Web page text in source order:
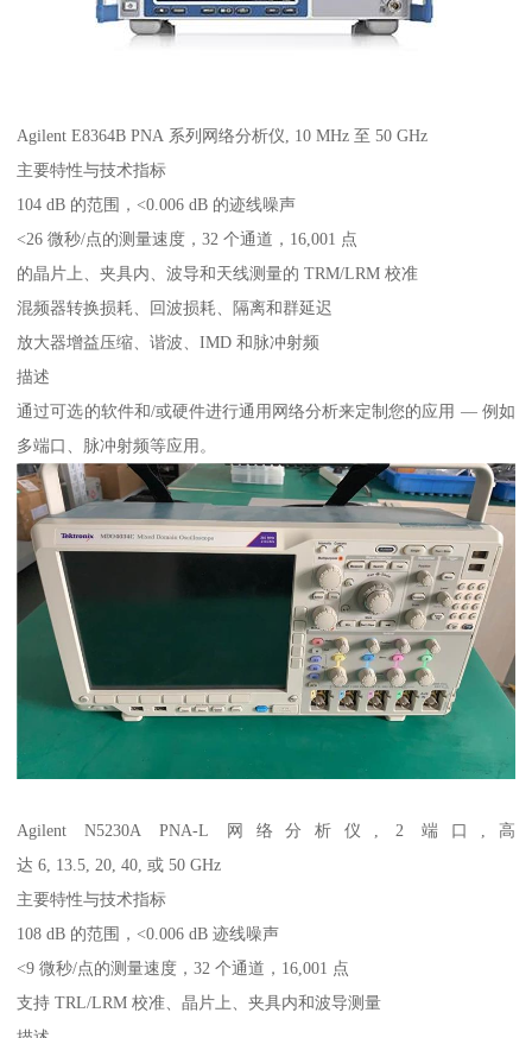
Agilent E8364B PNA 系列网络分析仪, 10 MHz 至 50 GHz
主要特性与技术指标
104 dB 的范围，<0.006 dB 的迹线噪声
<26 微秒/点的测量速度，32 个通道，16,001 点
的晶片上、夹具内、波导和天线测量的 TRM/LRM 校准
混频器转换损耗、回波损耗、隔离和群延迟
放大器增益压缩、谐波、IMD 和脉冲射频
描述
通过可选的软件和/或硬件进行通用网络分析来定制您的应用 ― 例如
多端口、脉冲射频等应用。
Agilent N5230A PNA-L 网络分析仪, 2 端口,高
达 6, 13.5, 20, 40, 或 50 GHz
主要特性与技术指标
108 dB 的范围，<0.006 dB 迹线噪声
<9 微秒/点的测量速度，32 个通道，16,001 点
支持 TRL/LRM 校准、晶片上、夹具内和波导测量